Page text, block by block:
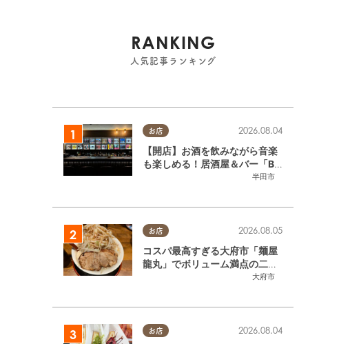
RANKING
人気記事ランキング
お店
半田市
2026.08.04
【開店】お酒を飲みながら音楽
も楽しめる！居酒屋＆バー「BL
OOMY（ブルーミー）」が7/3
お店
大府市
2026.08.05
コスパ最高すぎる大府市「麺屋
龍丸」でボリューム満点の二郎
系ラーメンを堪能してきた
お店 2026.08.04